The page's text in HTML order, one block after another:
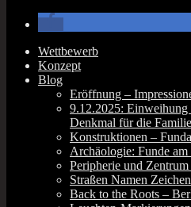
Wettbewerb
Konzept
Blog
Eröffnung –
9.12.2025: Einweihung
Denkmal für die
Konstruktionen –
Archäologie: Funde
Peripherie und
Straßen Namen
Back to the Roots –